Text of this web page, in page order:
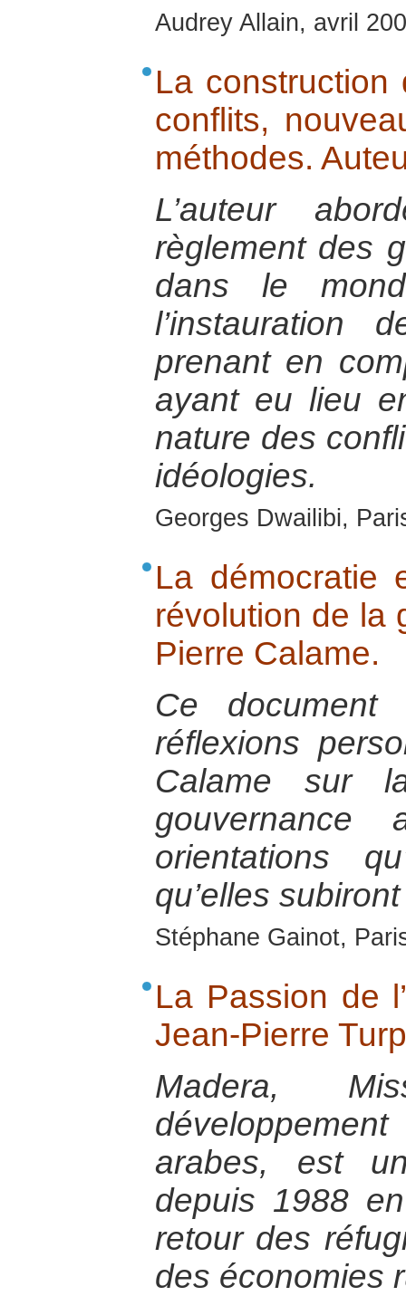
Audrey Allain, avril
La
conflits,
méthodes.
L’auteur
règlement des
dans le
prenant en
ayant eu lieu
nature des
idéologies.
Georges Dwailibi,
La démocratie
révolution de la
Pierre Calame.
Ce
réflexions
Calame sur
orientations
qu’elles
Stéphane Gainot,
La Passion de
Jean-Pierre
Madera,
arabes, est
depuis 1988
retour des
des économies